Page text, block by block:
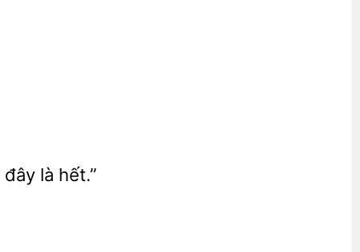
là hết.”